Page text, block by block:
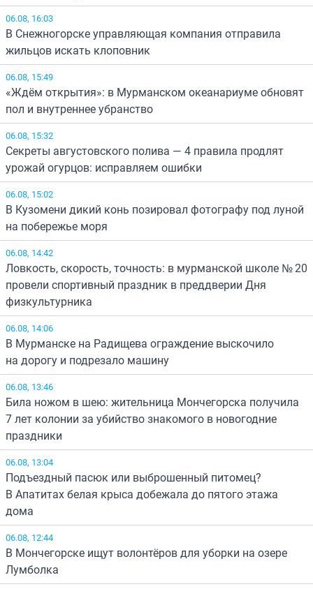
06.08, 16:03
В Снежногорске управляющая компания отправила
жильцов искать клоповник
06.08, 15:49
«Ждём открытия»: в Мурманском океанариуме обновят
пол и внутреннее убранство
06.08, 15:32
Секреты августовского полива — 4 правила продлят
урожай огурцов: исправляем ошибки
06.08, 15:02
В Кузомени дикий конь позировал фотографу под луной
на побережье моря
06.08, 14:42
Ловкость, скорость, точность: в мурманской школе № 20
провели спортивный праздник в преддверии Дня
физкультурника
06.08, 14:06
В Мурманске на Радищева ограждение выскочило
на дорогу и подрезало машину
06.08, 13:46
Била ножом в шею: жительница Мончегорска получила
7 лет колонии за убийство знакомого в новогодние
праздники
06.08, 13:04
Подъездный пасюк или выброшенный питомец?
В Апатитах белая крыса добежала до пятого этажа
дома
06.08, 12:44
В Мончегорске ищут волонтёров для уборки на озере
Лумболка